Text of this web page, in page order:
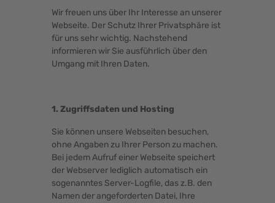
Wir freuen uns über Ihr Interesse an unserer
Webseite. Der Schutz Ihrer Privatsphäre ist
für uns sehr wichtig. Nachstehend
informieren wir Sie ausführlich über den
Umgang mit Ihren Daten.
1. Zugriffsdaten und Hosting
Sie können unsere Webseiten besuchen,
ohne Angaben zu Ihrer Person zu machen.
Bei jedem Aufruf einer Webseite speichert
der Webserver lediglich automatisch ein
sogenanntes Server-Logfile, das z.B. den
Namen der angeforderten Datei, Ihre